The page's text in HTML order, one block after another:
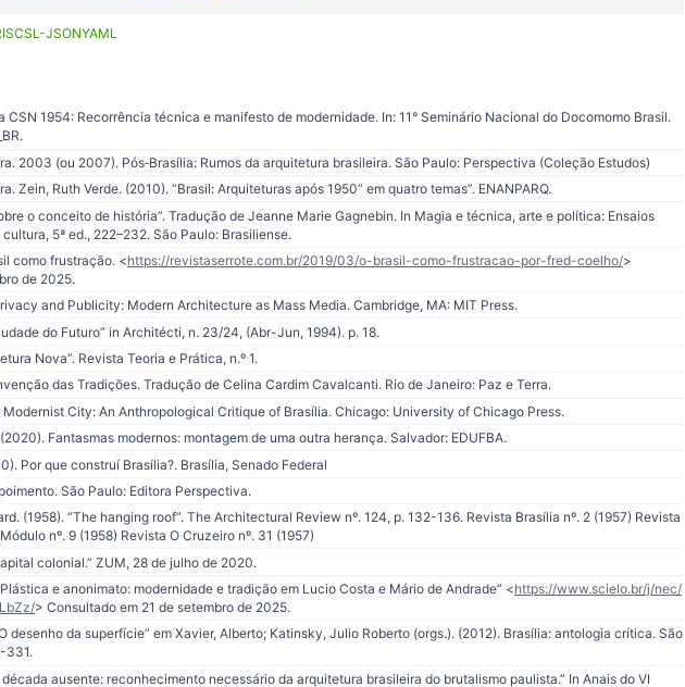
CSL-JSONYAML
CSN 1954: Recorrência técnica e manifesto de modernidade. In: 11° Seminário Nacional do Docomomo Brasil.
2003 (ou 2007). Pós‑Brasília: Rumos da arquitetura brasileira. São Paulo: Perspectiva (Coleção Estudos)
Zein, Ruth Verde. (2010). “Brasil: Arquiteturas após 1950” em quatro temas”. ENANPARQ.
o conceito de história”. Tradução de Jeanne Marie Gagnebin. In Magia e técnica, arte e política: Ensaios
5ª ed., 222–232. São Paulo: Brasiliense.
como frustração. <https://revistaserrote.com.br/2019/03/o-brasil-como-frustracao-por-fred-coelho/>
de 2025.
and Publicity: Modern Architecture as Mass Media. Cambridge, MA: MIT Press.
do Futuro” in Architécti, n. 23/24, (Abr-Jun, 1994). p. 18.
Nova”. Revista Teoria e Prática, n.º 1.
das Tradições. Tradução de Celina Cardim Cavalcanti. Rio de Janeiro: Paz e Terra.
Modernist City: An Anthropological Critique of Brasília. Chicago: University of Chicago Press.
Fantasmas modernos: montagem de uma outra herança. Salvador: EDUFBA.
Por que construí Brasília?. Brasília, Senado Federal
São Paulo: Editora Perspectiva.
(1958). “The hanging roof”. The Architectural Review nº. 124, p. 132-136. Revista Brasília nº. 2 (1957) Revista
nº. 9 (1958) Revista O Cruzeiro nº. 31 (1957)
colonial.” ZUM, 28 de julho de 2020.
e anonimato: modernidade e tradição em Lucio Costa e Mário de Andrade” <https://www.scielo.br/j/nec/
> Consultado em 21 de setembro de 2025.
desenho da superfície” em Xavier, Alberto; Katinsky, Julio Roberto (orgs.). (2012). Brasília: antologia crítica. São
331.
ausente: reconhecimento necessário da arquitetura brasileira do brutalismo paulista.” In Anais do VI